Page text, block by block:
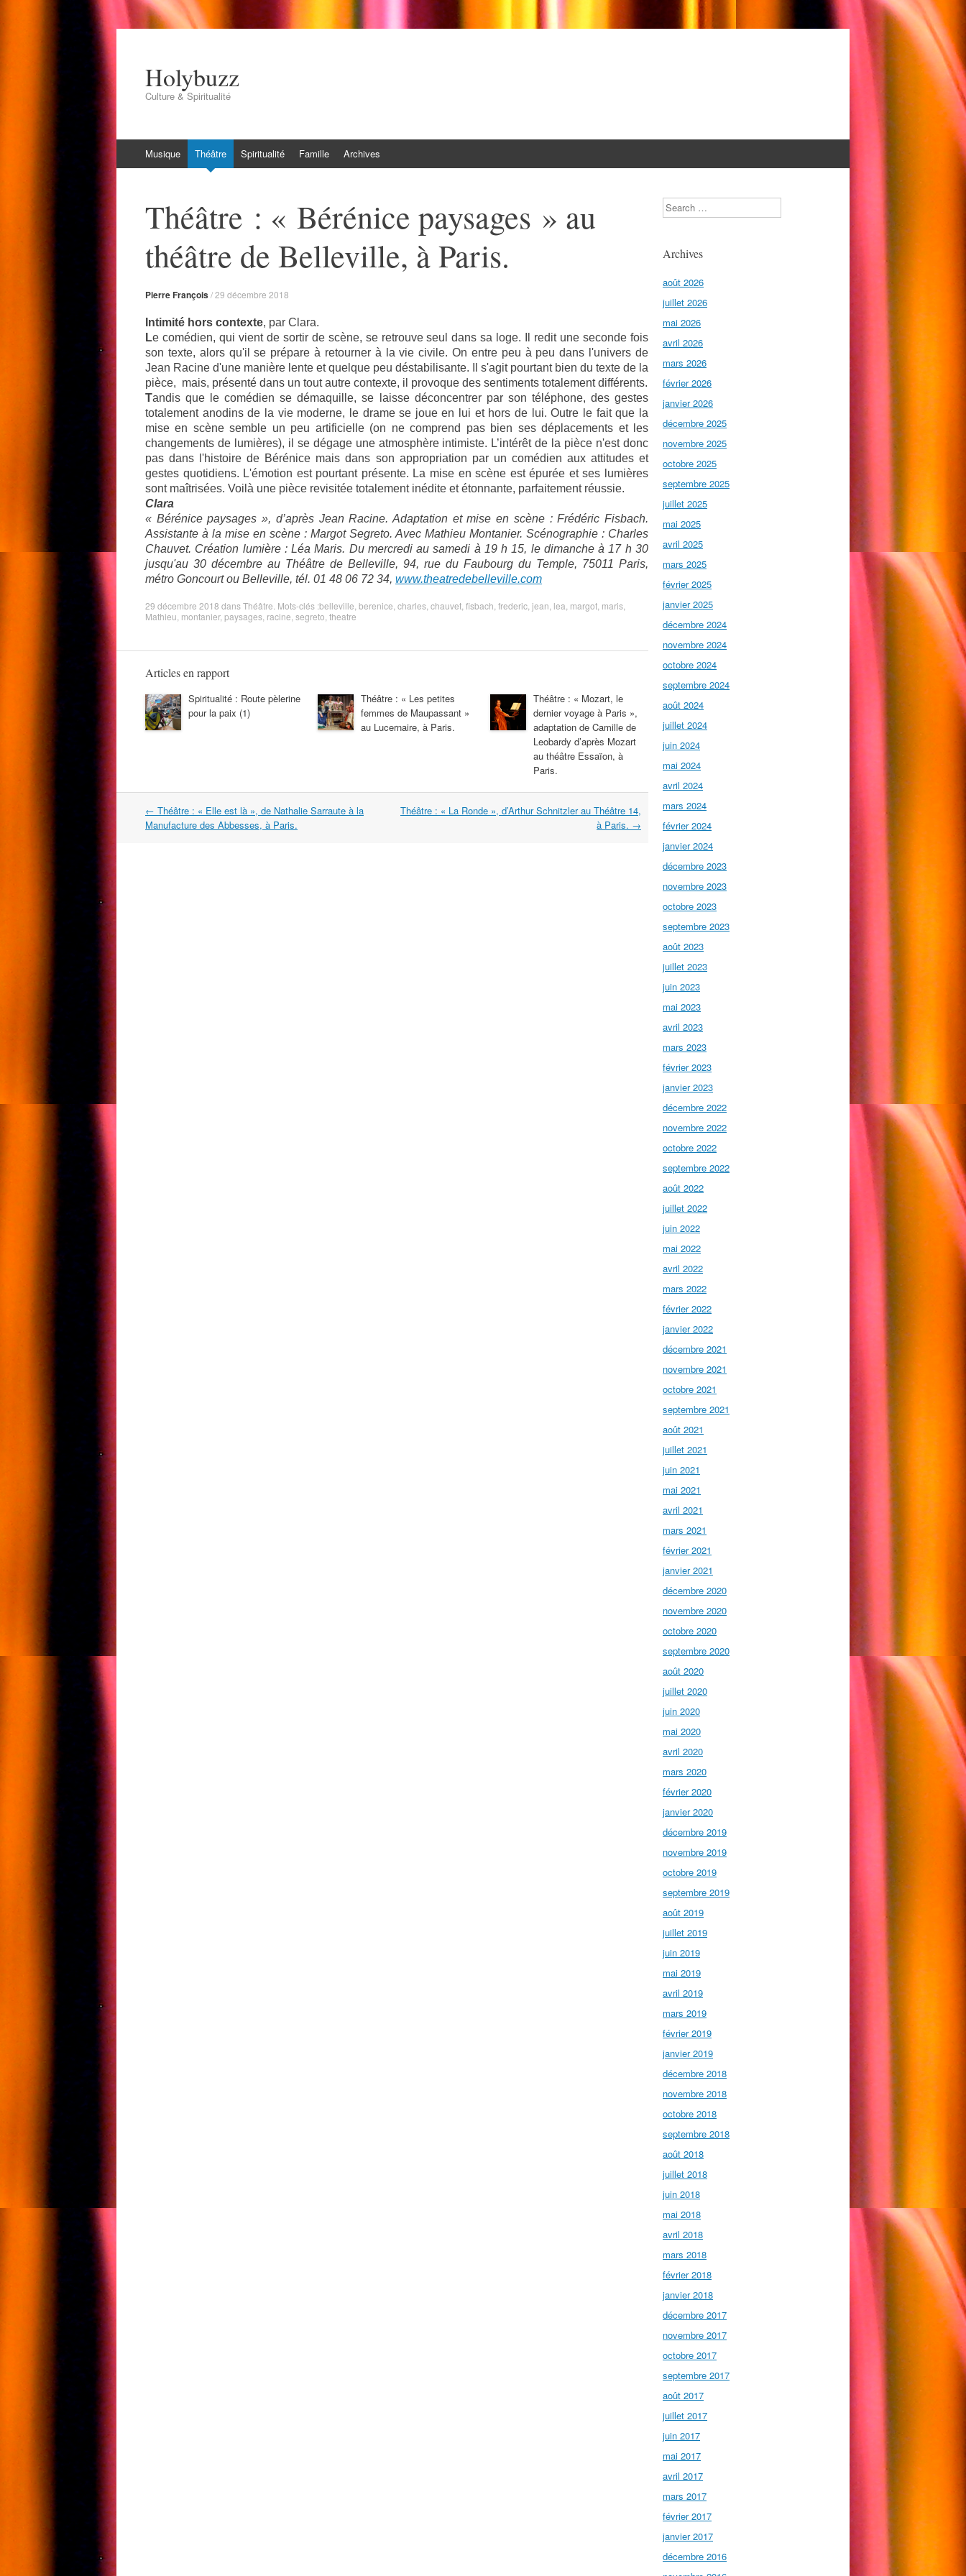
Holybuzz
Culture & Spiritualité
au
Musique Théâtre Spiritualité Famille Archives
Théâtre : « Bérénice paysages » au
théâtre de Belleville, à Paris.
Pierre François/29 décembre 2018
Intimité hors contexte, par Clara.
Le comédien, qui vient de sortir de scène, se retrouve seul dans sa loge. Il redit une seconde fois
son texte, alors qu'il se prépare à retourner à la vie civile. On entre peu à peu dans l'univers de
Jean Racine d'une manière lente et quelque peu déstabilisante. Il s'agit pourtant bien du texte de la
pièce, mais, présenté dans un tout autre contexte, il provoque des sentiments totalement différents.
Tandis que le comédien se démaquille, se laisse déconcentrer par son téléphone, des gestes
totalement anodins de la vie moderne, le drame se joue en lui et hors de lui. Outre le fait que la
mise en scène semble un peu artificielle (on ne comprend pas bien ses déplacements et les
changements de lumières), il se dégage une atmosphère intimiste. L’intérêt de la pièce n'est donc
pas dans l'histoire de Bérénice mais dans son appropriation par un comédien aux attitudes et
gestes quotidiens. L'émotion est pourtant présente. La mise en scène est épurée et ses lumières
sont maîtrisées. Voilà une pièce revisitée totalement inédite et étonnante, parfaitement réussie.
Clara
« Bérénice paysages », d’après Jean Racine. Adaptation et mise en scène : Frédéric Fisbach.
Assistante à la mise en scène : Margot Segreto. Avec Mathieu Montanier. Scénographie : Charles
Chauvet. Création lumière : Léa Maris. Du mercredi au samedi à 19 h 15, le dimanche à 17 h 30
jusqu'au 30 décembre au Théâtre de Belleville, 94, rue du Faubourg du Temple, 75011 Paris,
métro Goncourt ou Belleville, tél. 01 48 06 72 34, www.theatredebelleville.com
29 décembre 2018 dansThéâtre . Mots-clés :belleville berenice charles chauvet fisbach frederic jean lea margot maris
Mathieu montanier, paysages racine segreto theatre
Articles en rapport
Spiritualité : Route pèlerine
pour la paix (1)
Théâtre : « Les petites
femmes de Maupassant »
au Lucernaire, à Paris.
Théâtre : « Mozart, le
dernier voyage à Paris »,
adaptation de Camille de
Leobardy d’après Mozart
au théâtre Essaïon, à
Paris.
Navigation
dans
← Théâtre : « Elle est là », de Nathalie Sarraute à la
Manufacture des Abbesses, à Paris.
Théâtre : « La Ronde », d’Arthur Schnitzler au Théâtre 14,
à Paris. →
Search
Archives
août 2026
juillet 2026
mai 2026
avril 2026
mars 2026
février 2026
janvier 2026
décembre 2025
novembre 2025
octobre 2025
septembre 2025
juillet 2025
mai 2025
avril 2025
mars 2025
février 2025
janvier 2025
décembre 2024
novembre 2024
octobre 2024
septembre 2024
août 2024
juillet 2024
juin 2024
mai 2024
avril 2024
mars 2024
février 2024
janvier 2024
décembre 2023
novembre 2023
octobre 2023
septembre 2023
août 2023
juillet 2023
juin 2023
mai 2023
avril 2023
mars 2023
février 2023
janvier 2023
décembre 2022
novembre 2022
octobre 2022
septembre 2022
août 2022
juillet 2022
juin 2022
mai 2022
avril 2022
mars 2022
février 2022
janvier 2022
décembre 2021
novembre 2021
octobre 2021
septembre 2021
août 2021
juillet 2021
juin 2021
mai 2021
avril 2021
mars 2021
février 2021
janvier 2021
décembre 2020
novembre 2020
octobre 2020
septembre 2020
août 2020
juillet 2020
juin 2020
mai 2020
avril 2020
mars 2020
février 2020
janvier 2020
décembre 2019
novembre 2019
octobre 2019
septembre 2019
août 2019
juillet 2019
juin 2019
mai 2019
avril 2019
mars 2019
février 2019
janvier 2019
décembre 2018
novembre 2018
octobre 2018
septembre 2018
août 2018
juillet 2018
juin 2018
mai 2018
avril 2018
mars 2018
février 2018
janvier 2018
décembre 2017
novembre 2017
octobre 2017
septembre 2017
août 2017
juillet 2017
juin 2017
mai 2017
avril 2017
mars 2017
février 2017
janvier 2017
décembre 2016